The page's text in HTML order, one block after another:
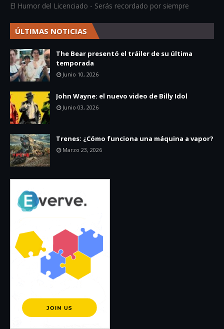
El Humor del Licenciado - Serás recordado por siempre
ÚLTIMAS NOTICIAS
The Bear presentó el tráiler de su última
temporada
Junio 10, 2026
John Wayne: el nuevo video de Billy Idol
Junio 03, 2026
Trenes: ¿Cómo funciona una máquina a vapor?
Marzo 23, 2026